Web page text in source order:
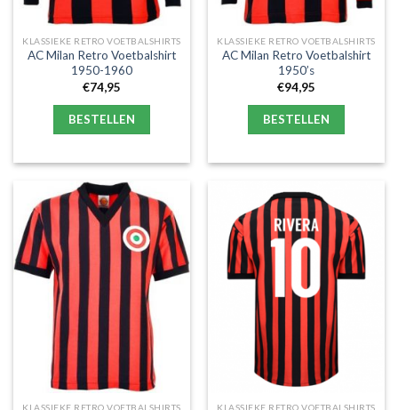
KLASSIEKE RETRO VOETBALSHIRTS
AC Milan Retro Voetbalshirt
1950-1960
€74,95
BESTELLEN
KLASSIEKE RETRO VOETBALSHIRTS
AC Milan Retro Voetbalshirt
1950’s
€94,95
BESTELLEN
KLASSIEKE RETRO VOETBALSHIRTS KLASSIEKE RETRO VOETBALSHIRTS